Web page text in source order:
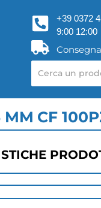
+39 0372
9:00 12:00
CF